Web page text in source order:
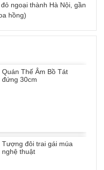
ngoại thành Hà Nội, gần
hồng)
Quán Thế Âm Bồ Tát
đứng 30cm
Tượng đôi trai gái múa
nghệ thuật